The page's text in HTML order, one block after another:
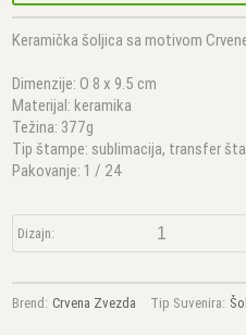
Keramička šoljica sa motivom
Dimenzije: O 8 x 9.5 cm
Materijal: keramika
Težina: 377g
Tip štampe: sublimacija, transfer
Pakovanje: 1 / 24
Dizajn:
Brend: Crvena Zvezda Tip Suvenira: